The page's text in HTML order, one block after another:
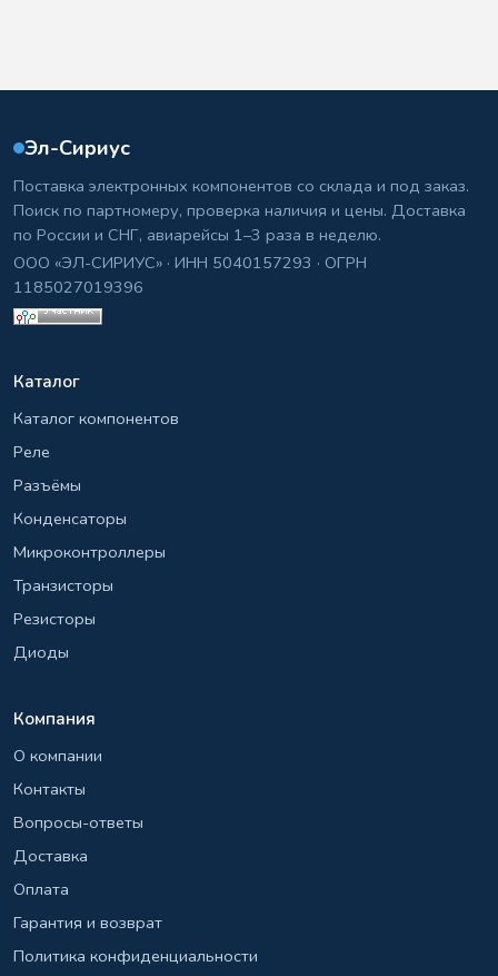
Эл-Сириус
Поставка электронных компонентов со склада и под заказ.
Поиск по партномеру, проверка наличия и цены. Доставка
по России и СНГ, авиарейсы 1–3 раза в неделю.
ООО «ЭЛ-СИРИУС» · ИНН 5040157293 · ОГРН
1185027019396
Каталог
Каталог компонентов
Реле
Разъёмы
Конденсаторы
Микроконтроллеры
Транзисторы
Резисторы
Диоды
Компания
О компании
Контакты
Вопросы-ответы
Доставка
Оплата
Гарантия и возврат
Политика конфиденциальности